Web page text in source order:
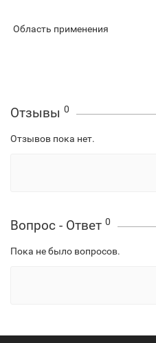
Область применения
Отзывы 0
Отзывов пока нет.
Вопрос - Ответ 0
Пока не было вопросов.